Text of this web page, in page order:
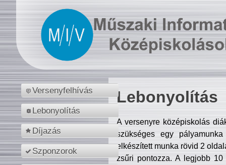
Versenyfelhívás
Lebonyolítás
Díjazás
Szponzorok
Lebonyolítás
A versenyre középiskolás
szükséges egy
elkészített munka rövid 2
zsűri pontozza. A legjobb